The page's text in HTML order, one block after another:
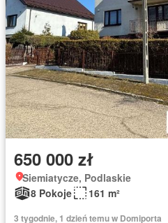
650 000 zł
Siemiatycze, Podlaskie
8 Pokoje
161 m²
3 tygodnie, 1 dzień temu w Domiporta